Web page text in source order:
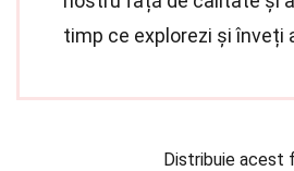
timp ce explorezi și înveți
Distribuie acest